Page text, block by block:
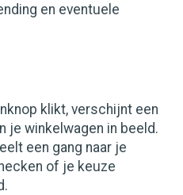
en eventuele
klikt, verschijnt een
je winkelwagen in beeld.
een gang naar je
of je keuze